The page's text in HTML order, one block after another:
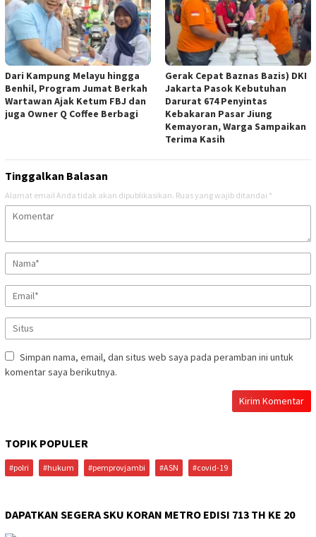
Dari Kampung Melayu hingga
Benhil, Program Jumat Berkah
Wartawan Ajak Ketum FBJ dan
juga Owner Q Coffee Berbagi
Gerak Cepat Baznas Bazis) DKI
Jakarta Pasok Kebutuhan
Darurat 674 Penyintas
Kebakaran Pasar Jiung
Kemayoran, Warga Sampaikan
Terima Kasih
Tinggalkan Balasan
Alamat email Anda tidak akan dipublikasikan. Ruas yang wajib ditandai *
Simpan nama, email, dan situs web saya pada peramban ini untuk
komentar saya berikutnya.
TOPIK POPULER
#polri #hukum #pemprovjambi #ASN #covid-19
DAPATKAN SEGERA SKU KORAN METRO EDISI 713 TH KE 20